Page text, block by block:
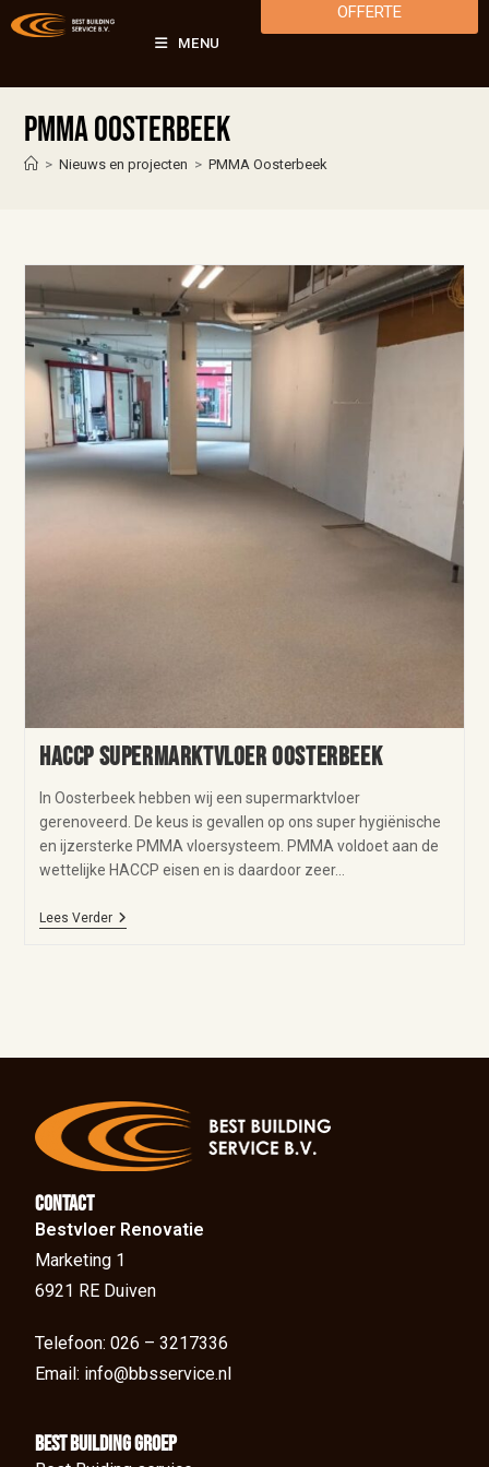
MENU
OFFERTE
PMMA Oosterbeek
> Nieuws en projecten > PMMA Oosterbeek
HACCP supermarktvloer Oosterbeek
In Oosterbeek hebben wij een supermarktvloer
gerenoveerd. De keus is gevallen op ons super hygiënische
en ijzersterke PMMA vloersysteem. PMMA voldoet aan de
wettelijke HACCP eisen en is daardoor zeer…
Lees Verder
Contact
Bestvloer Renovatie
Marketing 1
6921 RE Duiven
Telefoon: 026 – 3217336
Email: info@bbsservice.nl
BEst Building groep